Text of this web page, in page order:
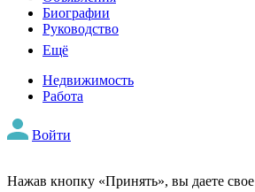
Биографии
Руководство
Ещё
Недвижимость
Работа
Войти
Нажав кнопку «Принять», вы даете свое